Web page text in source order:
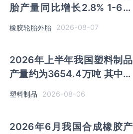
胎产量同比增长2.8% 1-6月
橡胶轮胎外胎 2026-08-07
2026年上半年我国塑料制品
产量约为3654.4万吨 其中江
苏、浙江产量分别占比
18.9%、16.0%
塑料制品 2026-08-06
2026年6月我国合成橡胶产